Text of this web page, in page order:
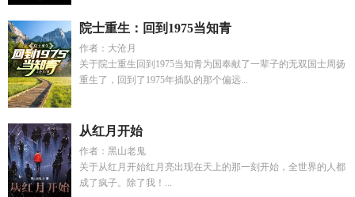
院士重生：回到1975当知青
作者：大沧月
关于院士重生回到1975当知青为国奉献了一辈子的无双国士周扬
重生了，回到了1975年插队的那个偏远...
从红月开始
作者：黑山老鬼
关于从红月开始红月亮出现在天上的那一刻开始，全世界的人都
成了疯子。除了我！...